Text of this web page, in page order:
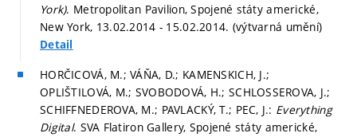
York). Metropolitan Pavilion, Spojené státy americké,
New York, 13.02.2014 - 15.02.2014. (výtvarná umění)
Detail
HORČICOVÁ, M.; VÁŇA, D.; KAMENSKICH, J.;
OPLIŠTILOVÁ, M.; SVOBODOVÁ, H.; SCHLOSSEROVA, J.;
SCHIFFNEDEROVA, M.; PAVLACKÝ, T.; PEC, J.: Everything
Digital. SVA Flatiron Gallery, Spojené státy americké,